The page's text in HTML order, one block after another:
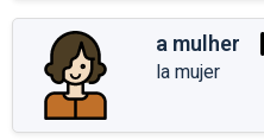
a mulher
la mujer